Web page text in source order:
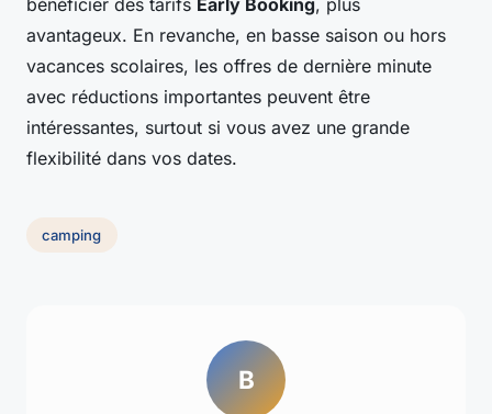
bénéficier des tarifs Early Booking, plus
avantageux. En revanche, en basse saison ou hors
vacances scolaires, les offres de dernière minute
avec réductions importantes peuvent être
intéressantes, surtout si vous avez une grande
flexibilité dans vos dates.
camping
B